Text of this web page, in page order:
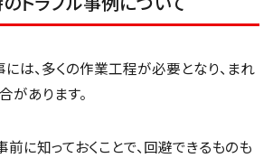
は、多くの作業工程が必要となり、まれ
があります。
前に知っておくことで、回避できるものも